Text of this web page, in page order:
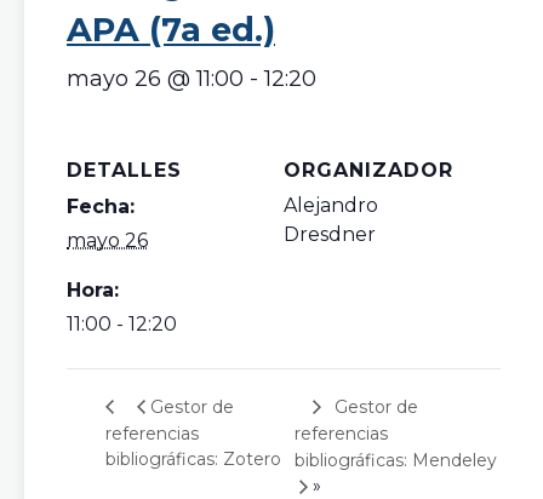
APA (7a ed.)
mayo 26 @ 11:00 -12:20
DETALLES
Fecha:
mayo 26
Hora:
11:00 - 12:20
ORGANIZADOR
Alejandro
Dresdner
Gestor de
referencias
bibliográficas: Zotero
Gestor de
referencias
bibliográficas: Mendeley
»